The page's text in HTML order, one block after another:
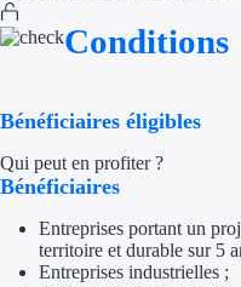
Conditions
Bénéficiaires éligibles
Qui peut en profiter ?
Bénéficiaires
Entreprises portant un
territoire et durable sur 5
Entreprises industrielles ;